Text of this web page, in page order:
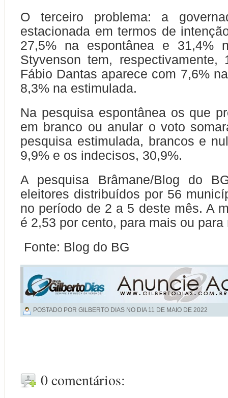
O terceiro problema: a
estacionada em termos de
27,5% na espontânea e 31,4%
Styvenson tem, respectivamente,
Fábio Dantas aparece com 7,6%
8,3% na estimulada.
Na pesquisa espontânea os que
em branco ou anular o voto
pesquisa estimulada, brancos e
9,9% e os indecisos, 30,9%.
A pesquisa Brâmane/Blog do
eleitores distribuídos por 56
no período de 2 a 5 deste mês. A
é 2,53 por cento, para mais ou para
Fonte: Blog do BG
POSTADO POR GILBERTO DIAS NO DIA 11 DE MAIO DE 2022
0 comentários: